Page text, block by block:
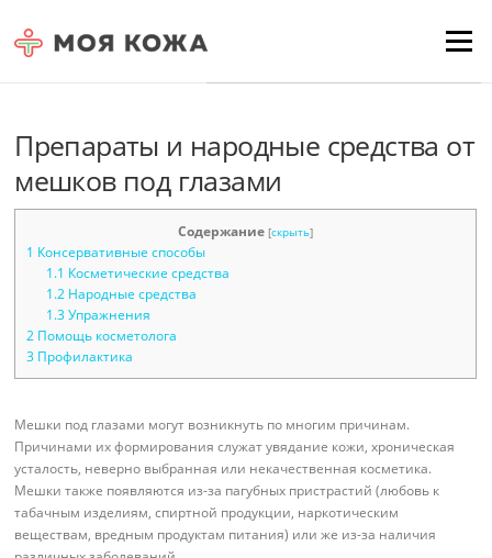
Menu
Препараты и народные средства от
мешков под глазами
Содержание [скрыть]
1 Консервативные способы
1.1 Косметические средства
1.2Народные средства
1.3Упражнения
2 Помощь косметолога
3 Профилактика
Мешки под глазами могут возникнуть по многим причинам.
Причинами их формирования служат увядание кожи, хроническая
усталость, неверно выбранная или некачественная косметика.
Мешки также появляются из-за пагубных пристрастий (любовь к
табачным изделиям, спиртной продукции, наркотическим
веществам, вредным продуктам питания) или же из-за наличия
Для любых предложений по